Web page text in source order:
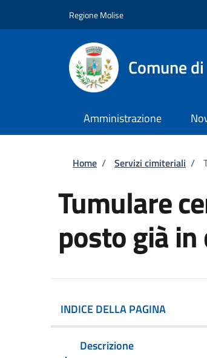
Regione Molise
Comune
Amministrazione
Briciole di
Home / Servizi cimiteriali /
Tumulare
posto già
INDICE DELLA PAGINA
Descrizione